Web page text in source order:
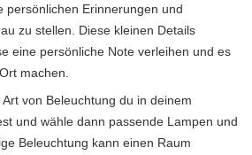
persönlichen Erinnerungen und
zu stellen. Diese kleinen Details
eine persönliche Note verleihen und es
machen.
von Beleuchtung du in deinem
und wähle dann passende Lampen und
Beleuchtung kann einen Raum